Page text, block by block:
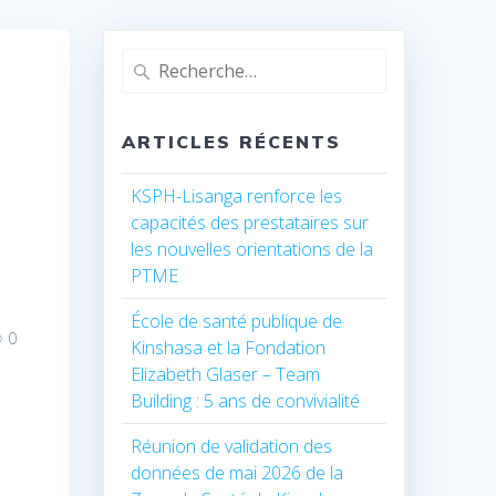
0
Recherche
ARTICLES RÉCENTS
KSPH-Lisanga renforce les
capacités des prestataires sur
les nouvelles orientations de la
PTME
École de santé publique de
Kinshasa et la Fondation
Elizabeth Glaser – Team
Building : 5 ans de convivialité
Réunion de validation des
données de mai 2026 de la